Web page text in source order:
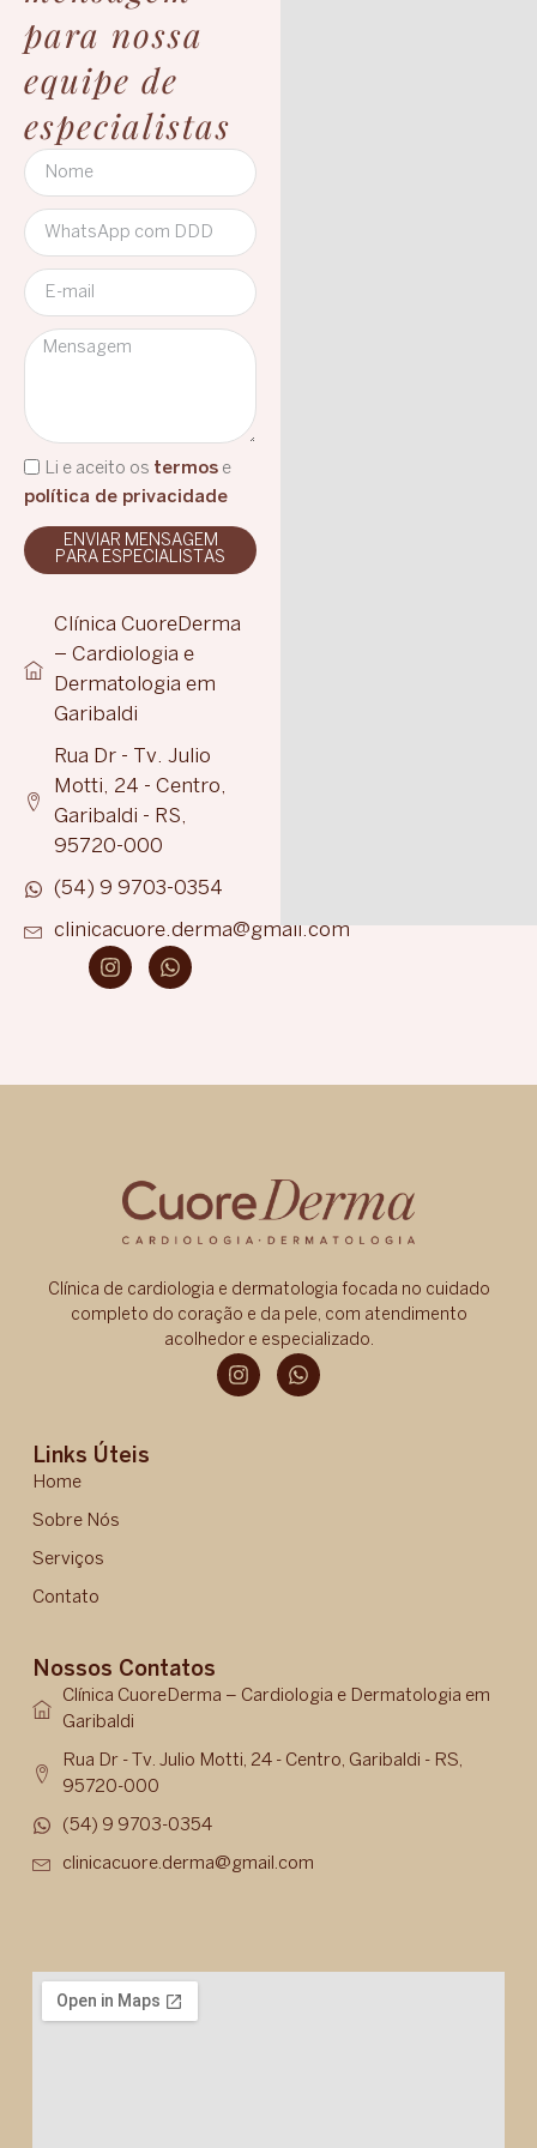
para nossa
equipe de
especialistas
Li e aceito os termos e
política de privacidade
ENVIAR MENSAGEM
PARA ESPECIALISTAS
Clínica CuoreDerma
– Cardiologia e
Dermatologia em
Garibaldi
Rua Dr - Tv. Julio
Motti, 24 - Centro,
Garibaldi - RS,
95720-000
(54) 9 9703-0354
clinicacuore.derma@gmail.com
Clínica de cardiologia e dermatologia focada no cuidado
completo do coração e da pele, com atendimento
acolhedor e especializado.
Links Úteis
Home
Sobre Nós
Serviços
Contato
Nossos Contatos
Clínica CuoreDerma – Cardiologia e Dermatologia em
Garibaldi
Rua Dr - Tv. Julio Motti, 24 - Centro, Garibaldi - RS,
95720-000
(54) 9 9703-0354
clinicacuore.derma@gmail.com